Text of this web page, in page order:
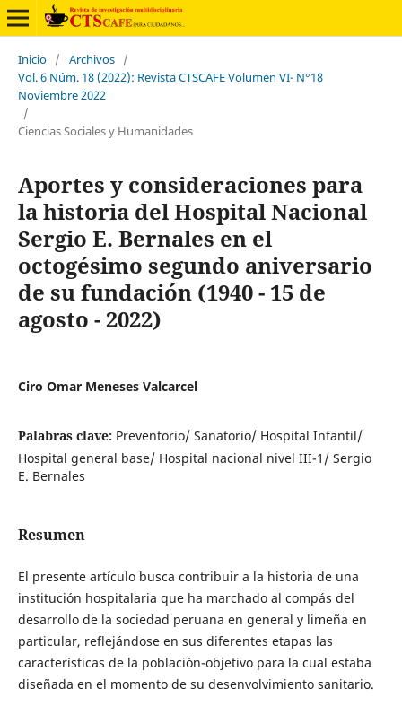
Inicio / Archivos /
Vol. 6 Núm. 18 (2022): Revista CTSCAFE Volumen VI- N°18
Noviembre 2022
/
Ciencias Sociales y Humanidades
Aportes y consideraciones para
la historia del Hospital Nacional
Sergio E. Bernales en el
octogésimo segundo aniversario
de su fundación (1940 - 15 de
agosto - 2022)
Ciro Omar Meneses Valcarcel
Palabras clave: Preventorio/ Sanatorio/ Hospital Infantil/
Hospital general base/ Hospital nacional nivel III-1/ Sergio
E. Bernales
Resumen
El presente artículo busca contribuir a la historia de una
institución hospitalaria que ha marchado al compás del
desarrollo de la sociedad peruana en general y limeña en
particular, reflejándose en sus diferentes etapas las
características de la población-objetivo para la cual estaba
diseñada en el momento de su desenvolvimiento sanitario.